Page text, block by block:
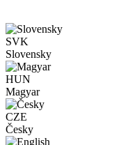
SVK
Slovensky
HUN
Magyar
CZE
Česky